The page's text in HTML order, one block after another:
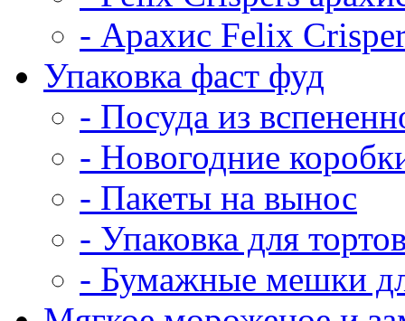
- Арахис Felix
Упаковка фаст фуд
- Посуда из
- Новогодние
- Пакеты на вынос
- Упаковка для
- Бумажные мешки